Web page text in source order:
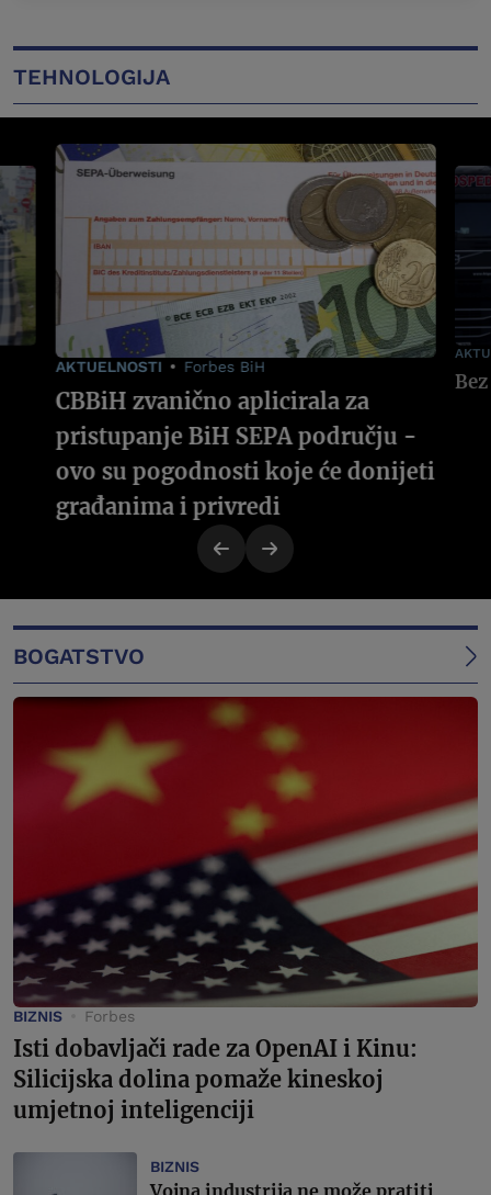
TEHNOLOGIJA
AKTUELNOSTI Forbes BiH
CBBiH zvanično aplicirala za
pristupanje BiH SEPA području -
ovo su pogodnosti koje će donijeti
građanima i privredi
BOGATSTVO
BIZNIS Forbes
Isti dobavljači rade za OpenAI i Kinu:
Silicijska dolina pomaže kineskoj
umjetnoj inteligenciji
BIZNIS
Vojna industrija ne može pratiti